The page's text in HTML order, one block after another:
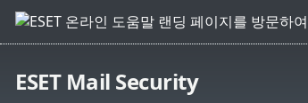
ESET Mail Security